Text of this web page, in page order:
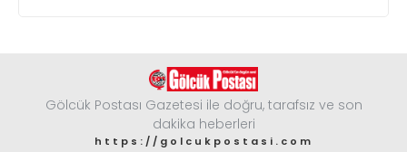
Gölcük Postası Gazetesi ile doğru, tarafsız ve son
dakika heberleri
https://golcukpostasi.com